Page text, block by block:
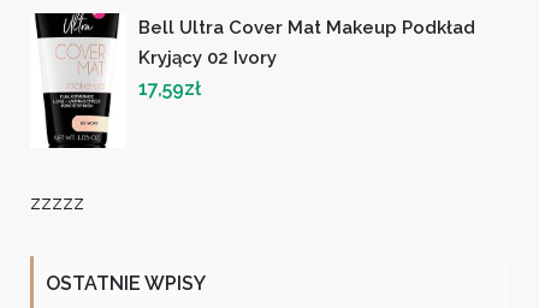
Bell Ultra Cover Mat Makeup Podkład
Kryjący 02 Ivory
17,59zł
zzzzz
OSTATNIE WPISY